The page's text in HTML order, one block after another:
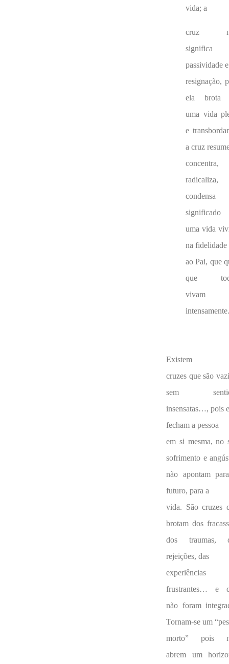
vida; a
cruz
significa
passividade e
resignação,
ela brota
uma vida
e
a cruz
concentra,
radicaliza,
significado
uma vida
na fidelidade
ao Pai, que
que
vivam
intensamente.
Existem
cruzes que são
sem
insensatas…, pois
fecham a pessoa
em si mesma, no
sofrimento e
não apontam
futuro, para a
vida. São cruzes
brotam dos
dos traumas,
rejeições, das
experiências
frustrantes… e
não foram
Tornam-se um
morto” pois
abrem um